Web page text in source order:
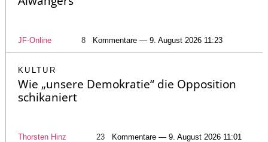
JF-Online 8 Kommentare — 9. August 2026 11:23
KULTUR
Wie „unsere Demokratie“ die Opposition
schikaniert
Thorsten Hinz 23 Kommentare — 9. August 2026 11:01